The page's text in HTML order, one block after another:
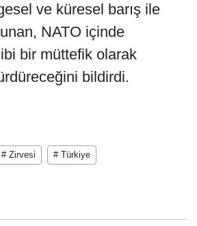
ve küresel barış ile
NATO içinde
bir müttefik olarak
bildirdi.
# Zirvesi # Türkiye